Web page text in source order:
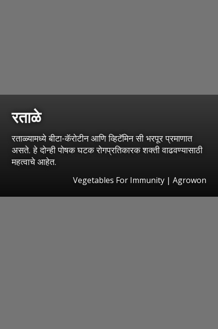
रताळे
रताळ्यामध्ये बीटा-कॅरोटीन आणि व्हिटॅमिन सी भरपूर प्रमाणात
असते. हे दोन्ही पोषक घटक रोगप्रतिकारक शक्ती वाढवण्यासाठी
महत्वाचे आहेत.
Vegetables For Immunity | Agrowon